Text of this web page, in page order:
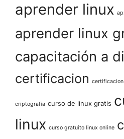
aprender linux
aprender linux
capacitación a
certificacion certificacion
criptografia curso de linux gratis
linux curso gratuito linux online